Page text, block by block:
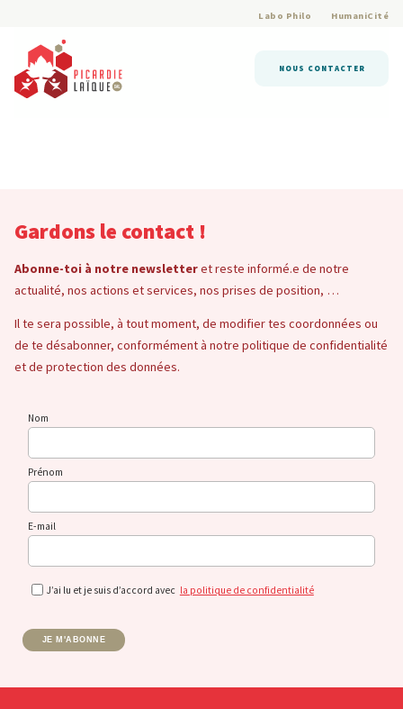
Labo Philo HumaniCité
NOUS CONTACTER
Gardons le contact !
Abonne-toi à notre newsletteret reste informé.e de notre
actualité, nos actions et services, nos prises de position, …
Il te sera possible, à tout moment, de modifier tes coordonnées ou
de te désabonner, conformément à notre politique de confidentialité
et de protection des données.
Nom
Prénom
E-mail
J’ai lu et je suis d’accord avec la politique de confidentialité
JE M'ABONNE